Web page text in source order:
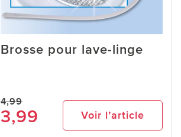
Brosse pour lave-linge
4,99
3,99 Voir l’article